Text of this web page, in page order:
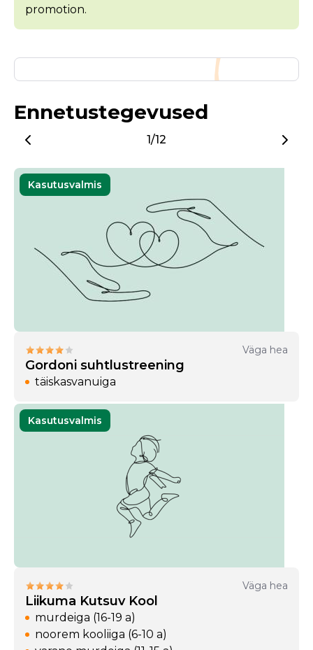
promotion.
Ennetustegevused
1/12
Kasutusvalmis
Väga hea
Gordoni suhtlustreening
täiskasvanuiga
Kasutusvalmis
Väga hea
Liikuma Kutsuv Kool
murdeiga (16-19 a)
noorem kooliiga (6-10 a)